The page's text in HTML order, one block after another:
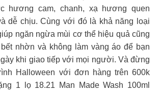
hương cam, chanh, xạ hương quen
dễ chịu. Cùng với đó là khả năng loại
ngăn ngừa mùi cơ thể hiệu quả cũng
nhờn và không làm vàng áo để bạn
khi giao tiếp với mọi người. Và đừng
Halloween với đơn hàng trên 600k
1 lọ 18.21 Man Made Wash 100ml